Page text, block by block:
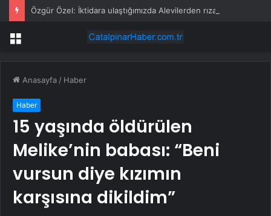
Menü
Anasayfa / Haber
Haber
15 yaşında öldürülen
Melike’nin babası: “Beni
vursun diye kızımın
karşısına dikildim”